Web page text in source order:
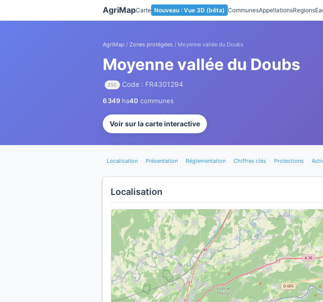
AgriMapCarte Nouveau : Vue 3D (bêta) CommunesAppellationsRegions
AgriMap / Zones protégées / Moyenne vallée du Doubs
Moyenne vallée du Doubs
ZSC Code : FR4301294
6 349 ha40 communes
Voir sur la carte interactive
Localisation Présentation Réglementation Chiffres clés Protections
Localisation
Panneau de gestion des cookies